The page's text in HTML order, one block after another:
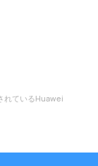
れているHuawei